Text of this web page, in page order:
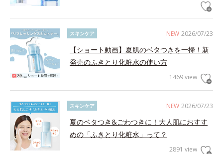
NEW 2026/07/23
スキンケア
【ショート動画】夏肌のベタつきを一掃！新
発売のふきとり化粧水の使い方
1469 view
NEW 2026/07/23
スキンケア
夏のベタつき&ごわつきに！大人肌におすす
めの「ふきとり化粧水」って？
2891 view